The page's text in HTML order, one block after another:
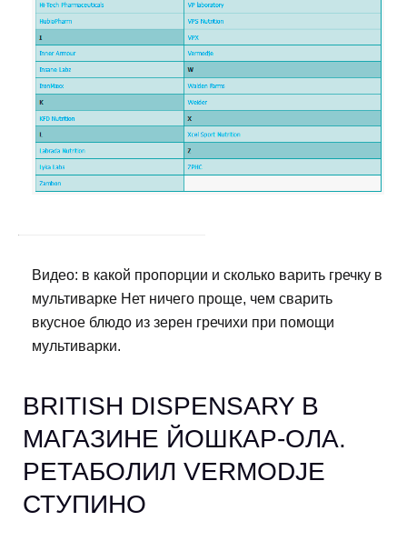
Видео: в какой пропорции и сколько варить гречку в
мультиварке Нет ничего проще, чем сварить
вкусное блюдо из зерен гречихи при помощи
мультиварки.
BRITISH DISPENSARY В
МАГАЗИНЕ ЙОШКАР-ОЛА.
РЕТАБОЛИЛ VERMODJE
СТУПИНО